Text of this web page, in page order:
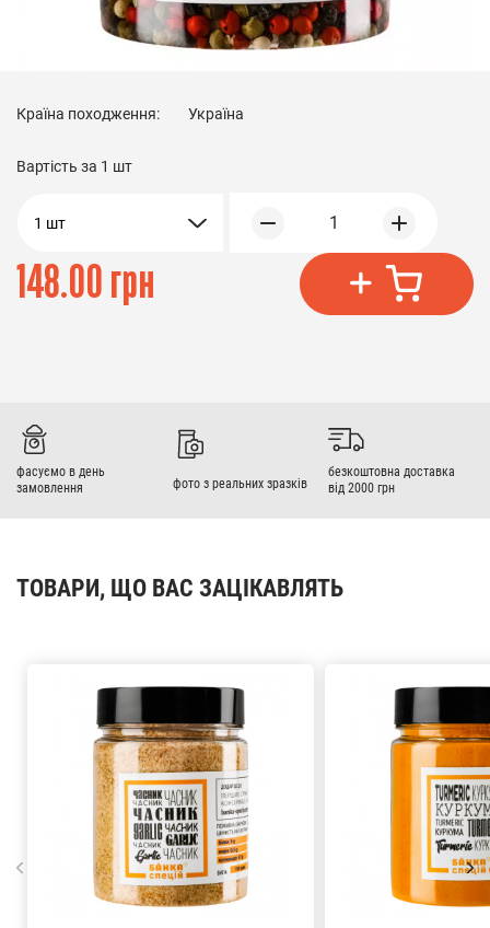
Країна походження: Україна
Вартість за 1 шт
1 шт 1
148.00 грн
фасуємо в день
замовлення
фото з реальних зразків
безкоштовна доставка
від 2000 грн
ТОВАРИ, ЩО ВАС ЗАЦІКАВЛЯТЬ